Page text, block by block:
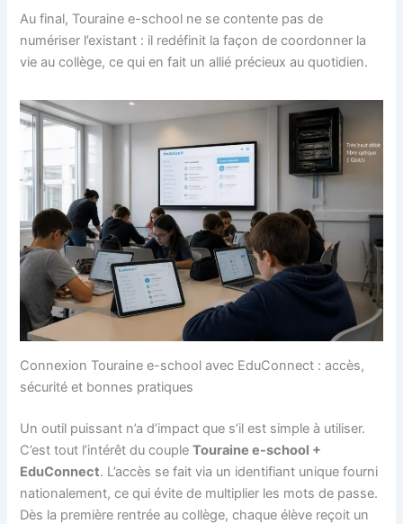
Au final, Touraine e-school ne se contente pas de
numériser l’existant : il redéfinit la façon de coordonner la
vie au collège, ce qui en fait un allié précieux au quotidien.
Connexion Touraine e-school avec EduConnect : accès,
sécurité et bonnes pratiques
Un outil puissant n’a d’impact que s’il est simple à utiliser.
C’est tout l’intérêt du coupleTouraine e-school +
EduConnect. L’accès se fait via un identifiant unique fourni
nationalement, ce qui évite de multiplier les mots de passe.
Dès la première rentrée au collège, chaque élève reçoit un